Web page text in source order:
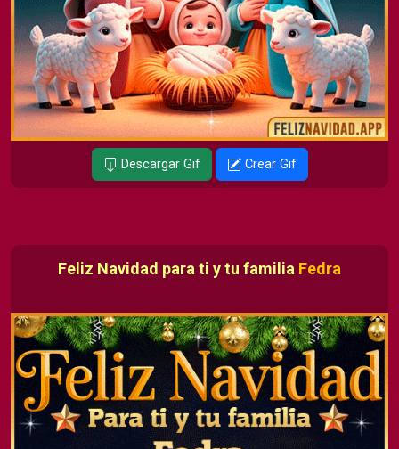
Descargar Gif Crear Gif
Feliz Navidad para ti y tu familia Fedra